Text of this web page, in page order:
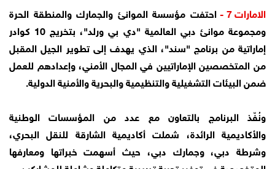
الامارات 7 -
احتفت مؤسسة الموانئ والجمارك والمنطقة الحرة
ومجموعة موانئ دبي العالمية "دي بي ورلد"، بتخريج 10 كوادر
إماراتية من برنامج "سند"، الذي يهدف إلى تطوير الجيل المقبل
من المتخصصين الإماراتيين في المجال الأمني، وإعدادهم للعمل
ضمن البيئات التشغيلية والتنظيمية والبحرية والأمنية الدولية.
ونُفّذ البرنامج بالتعاون مع عدد من المؤسسات الوطنية
والأكاديمية الرائدة، شملت أكاديمية الشارقة للنقل البحري،
وشرطة دبي، وجمارك دبي، حيث أسهمت خبراتها ومعارفها